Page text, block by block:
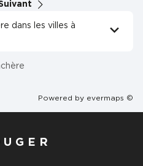
dans les villes à
Powered by evermaps ©